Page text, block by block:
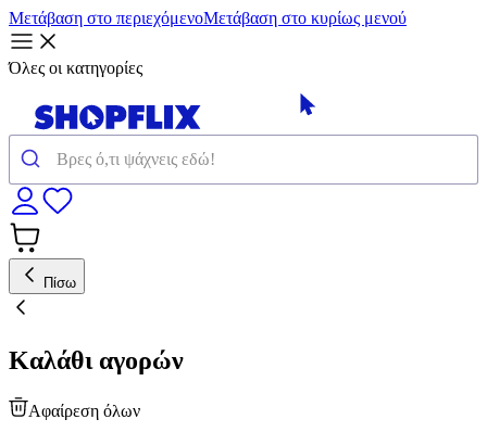
Μετάβαση στο περιεχόμενοΜετάβαση στο κυρίως μενού
Όλες οι κατηγορίες
Πίσω
Καλάθι αγορών
Αφαίρεση όλων